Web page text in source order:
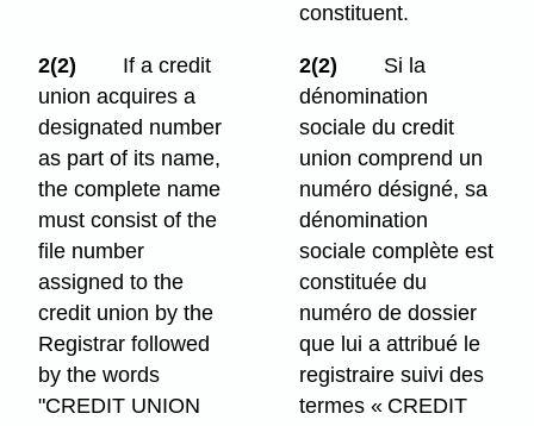
constituent.
2(2)
If a credit
union acquires a
designated number
as part of its name,
the complete name
must consist of the
file number
assigned to the
credit union by the
Registrar followed
by the words
"CREDIT UNION
2(2)
Si la
dénomination
sociale du credit
union comprend un
numéro désigné, sa
dénomination
sociale complète est
constituée du
numéro de dossier
que lui a attribué le
registraire suivi des
termes « CREDIT